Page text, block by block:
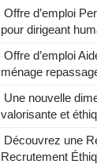
Offre d’emploi
pour dirigeant
Offre d’emploi
ménage
Une nouvelle
valorisante et
Découvrez une
Recrutement